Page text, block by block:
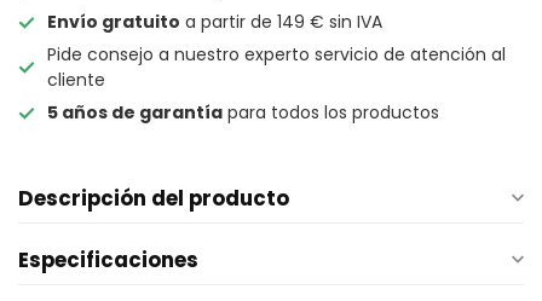
Envío gratuito a partir de 149 € sin IVA
Pide consejo a nuestro experto servicio de atención al
cliente
5 años de garantía para todos los productos
Descripción del producto
Especificaciones